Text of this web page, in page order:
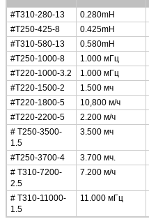
#T310-280-13 0.280mH
#T250-425-8
0.425mH
#T310-580-13
0.580mH
#T250-1000-8
1.000 мГц
#T220-1000-3.2
1.000 мГц
#T220-1500-2
1.500 мч
#T220-1800-5
10,800 м/ч
#T220-2200-5
2.200 м/ч
# T250-3500-
1.5
3.500 мч
#T250-3700-4 3.700 мч.
# T310-7200-
2.5
7.200 м/ч
# T310-11000-
1.5
11.000 мГц